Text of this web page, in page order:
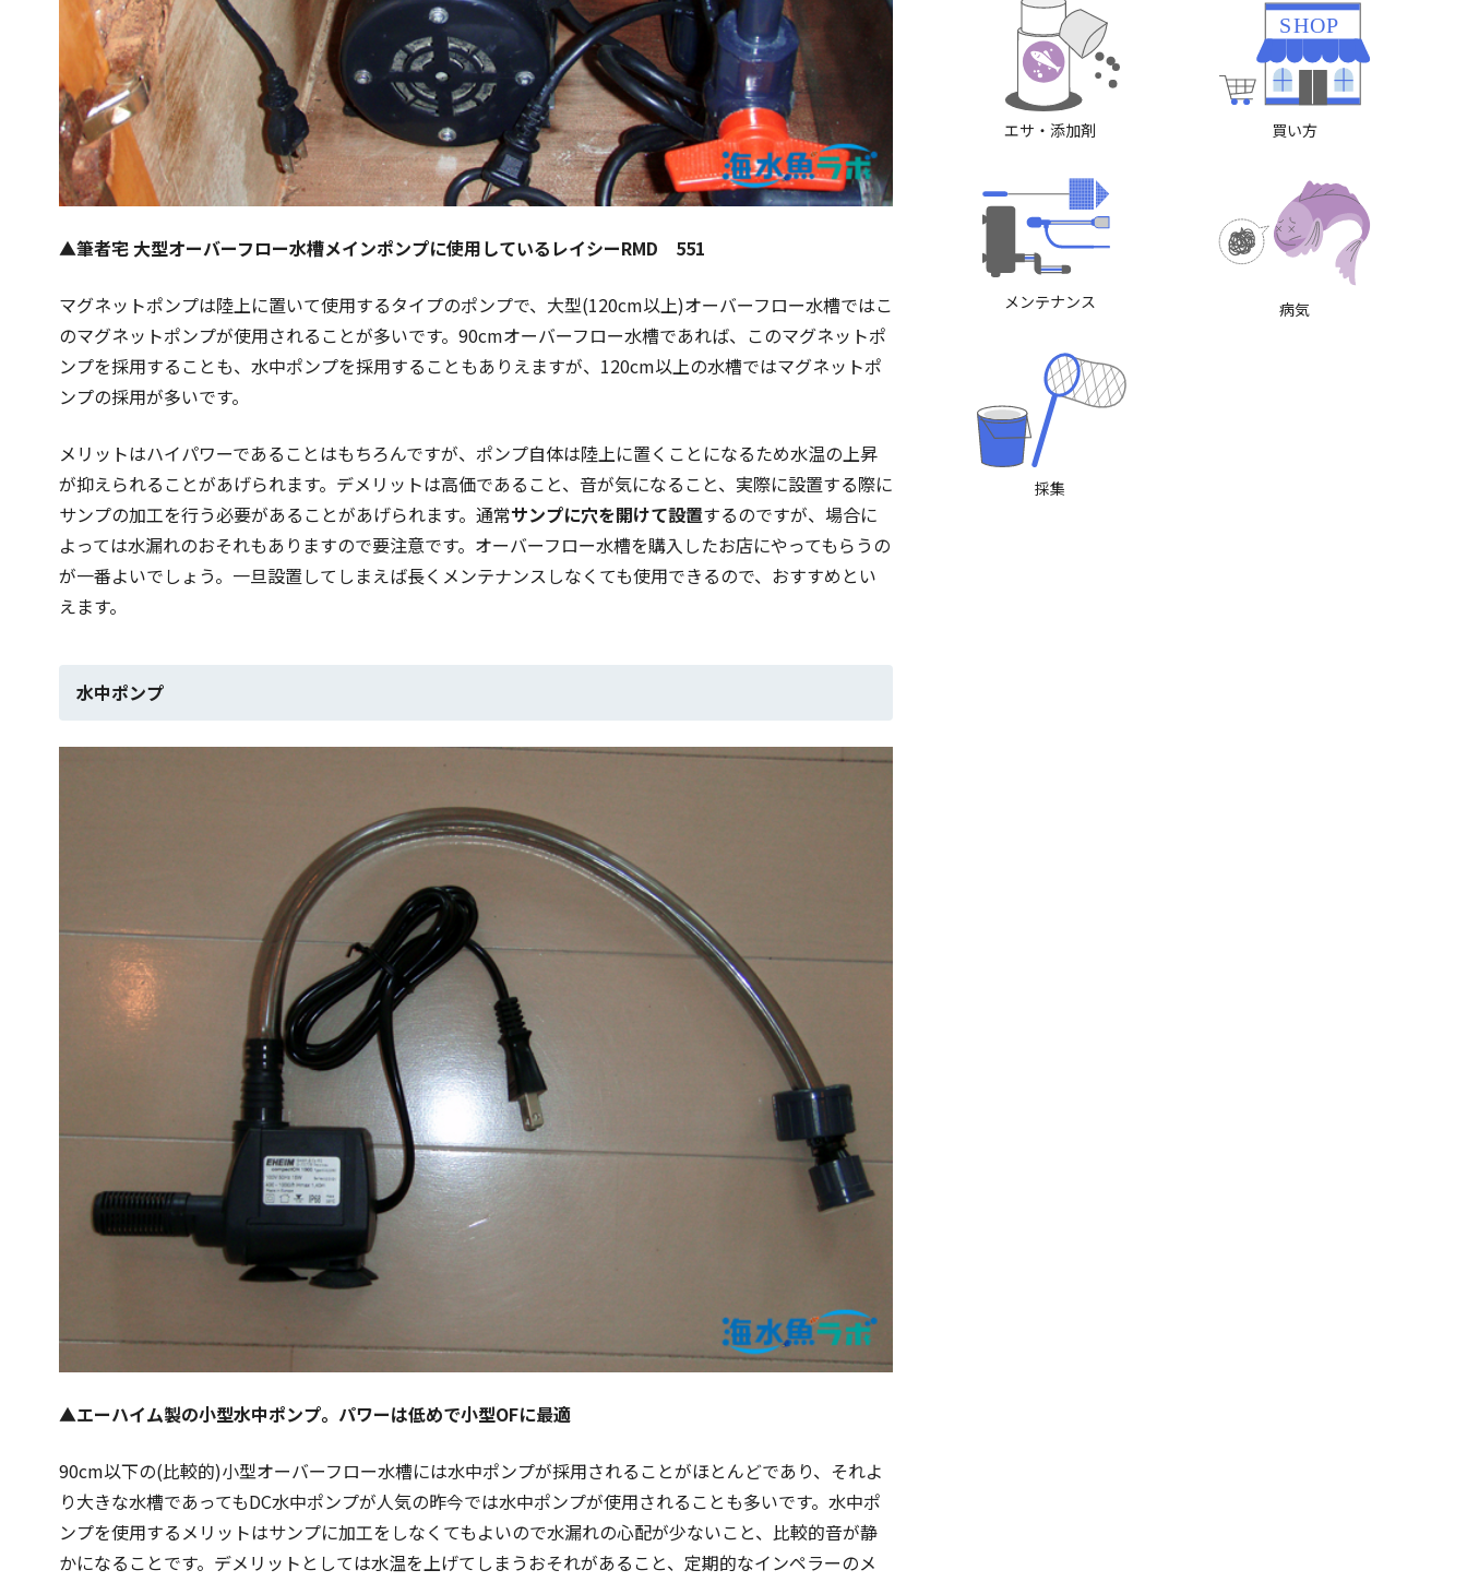
▲筆者宅 大型オーバーフロー水槽メインポンプに使用しているレイシーRMD 551
マグネットポンプは陸上に置いて使用するタイプのポンプで、大型(120cm以上)オーバーフロー水槽ではこ
のマグネットポンプが使用されることが多いです。90cmオーバーフロー水槽であれば、このマグネットポ
ンプを採用することも、水中ポンプを採用することもありえますが、120cm以上の水槽ではマグネットポ
ンプの採用が多いです。
メリットはハイパワーであることはもちろんですが、ポンプ自体は陸上に置くことになるため水温の上昇
が抑えられることがあげられます。デメリットは高価であること、音が気になること、実際に設置する際に
サンプの加工を行う必要があることがあげられます。通常サンプに穴を開けて設置するのですが、場合に
よっては水漏れのおそれもありますので要注意です。オーバーフロー水槽を購入したお店にやってもらうの
が一番よいでしょう。一旦設置してしまえば長くメンテナンスしなくても使用できるので、おすすめとい
えます。
水中ポンプ
▲エーハイム製の小型水中ポンプ。パワーは低めで小型OFに最適
90cm以下の(比較的)小型オーバーフロー水槽には水中ポンプが採用されることがほとんどであり、それよ
り大きな水槽であってもDC水中ポンプが人気の昨今では水中ポンプが使用されることも多いです。水中ポ
ンプを使用するメリットはサンプに加工をしなくてもよいので水漏れの心配が少ないこと、比較的音が静
かになることです。デメリットとしては水温を上げてしまうおそれがあること、定期的なインペラーのメ
エサ・添加剤
SHOP
買い方
メンテナンス 病気
採集